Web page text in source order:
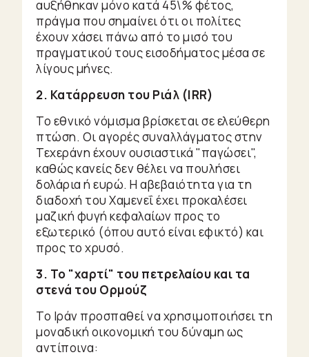
αυξήθηκαν μόνο κατά 45\% φέτος,
πράγμα που σημαίνει ότι οι πολίτες
έχουν χάσει πάνω από το μισό του
πραγματικού τους εισοδήματος μέσα σε
λίγους μήνες.
2. Κατάρρευση του Ριάλ (IRR)
Το εθνικό νόμισμα βρίσκεται σε ελεύθερη
πτώση. Οι αγορές συναλλάγματος στην
Τεχεράνη έχουν ουσιαστικά "παγώσει",
καθώς κανείς δεν θέλει να πουλήσει
δολάρια ή ευρώ. Η αβεβαιότητα για τη
διαδοχή του Χαμενεΐ έχει προκαλέσει
μαζική φυγή κεφαλαίων προς το
εξωτερικό (όπου αυτό είναι εφικτό) και
προς το χρυσό.
3. Το "χαρτί" του πετρελαίου και τα
στενά του Ορμούζ
Το Ιράν προσπαθεί να χρησιμοποιήσει τη
μοναδική οικονομική του δύναμη ως
αντίποινα: